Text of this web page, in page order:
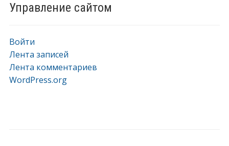
Управление сайтом
Войти
Лента записей
Лента комментариев
WordPress.org